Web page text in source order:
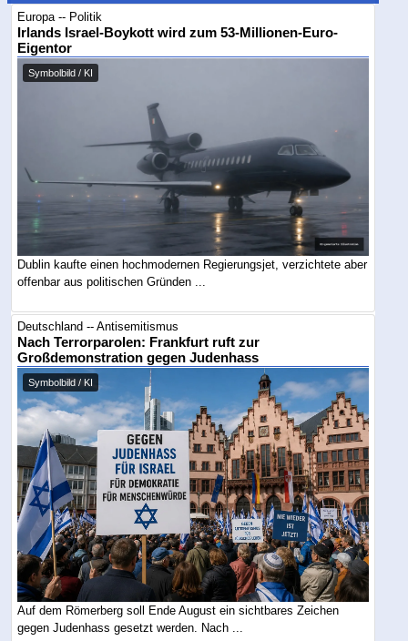
Europa -- Politik
Irlands Israel-Boykott wird zum 53-Millionen-Euro-
Eigentor
Symbolbild / KI
Dublin kaufte einen hochmodernen Regierungsjet, verzichtete aber
offenbar aus politischen Gründen ...
Deutschland -- Antisemitismus
Nach Terrorparolen: Frankfurt ruft zur
Großdemonstration gegen Judenhass
Symbolbild / KI
Auf dem Römerberg soll Ende August ein sichtbares Zeichen
gegen Judenhass gesetzt werden. Nach ...